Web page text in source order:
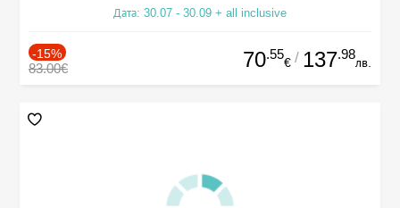
Дата: 30.07 - 30.09 + all inclusive
-15%
83.00€ 70.55
€ / 137.98
лв.